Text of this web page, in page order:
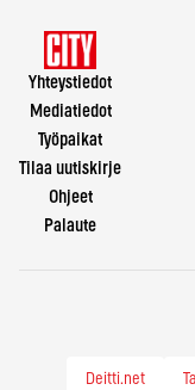
Yhteystiedot
Mediatiedot
Työpaikat
Tilaa uutiskirje
Ohjeet
Palaute
Deitti.net